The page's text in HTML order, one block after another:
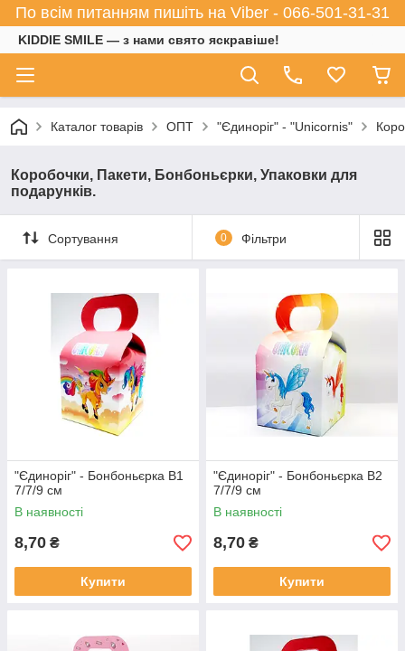
По всім питанням пишіть на Viber - 066-501-31-31
KIDDIE SMILE — з нами свято яскравіше!
Каталог товарів ОПТ "Єдиноріг" - "Unicornis"
Коробочки, Пакети, Бонбоньєрки, Упаковки для
подарунків.
Сортування 0 Фільтри
"Єдиноріг" - Бонбоньєрка В1
7/7/9 см
В наявності
8,70 ₴
Купити
"Єдиноріг" - Бонбоньєрка В2
7/7/9 см
В наявності
8,70 ₴
Купити